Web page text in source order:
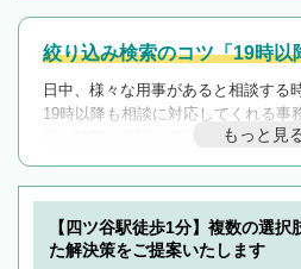
絞り込み検索のコツ「19時以
日中、様々な用事があると相談する
19時以降も相談に対応してくれる事
遅い時間の相談が増えそうな場合は
んで検索してみましょう。
19時以降TEL
を加えて
もっと見
【四ツ谷駅徒歩1分】複数の選
た解決策をご提案いたします